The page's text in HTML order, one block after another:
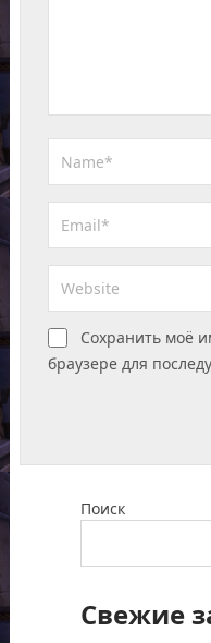
Сохранить моё
браузере для
Поиск
Свежие